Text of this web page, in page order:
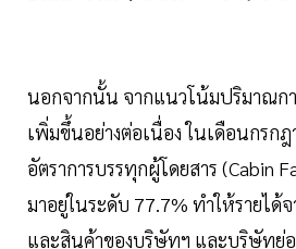
นอกจากนั้น จากแนวโน้มปริมาณก
เพิ่มขึ้นอย่างต่อเนื่อง ในเดือนกรก
อัตราการบรรทุกผู้โดยสาร (Cabin
มาอยู่ในระดับ 77.7% ทำให้รายได้
และสินค้าของบริษัทฯ และบริษัทย่